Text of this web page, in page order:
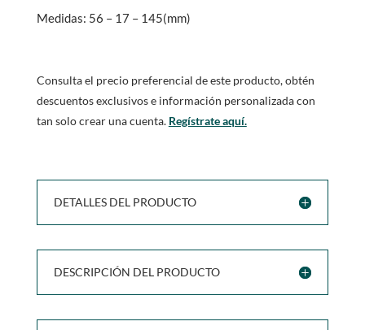
Medidas: 56 – 17 – 145(mm)
Consulta el precio preferencial de este producto, obtén
descuentos exclusivos e información personalizada con
tan solo crear una cuenta. Regístrate aquí.
DETALLES DEL PRODUCTO
DESCRIPCIÓN DEL PRODUCTO